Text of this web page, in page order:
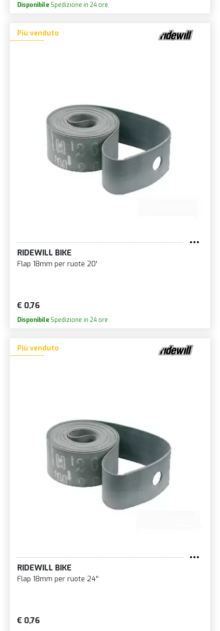
Disponibile Spedizione in 24 ore
Più venduto
RIDEWILL BIKE
Flap 18mm per ruote 20'
€ 0,76
Disponibile Spedizione in 24 ore
Più venduto
RIDEWILL BIKE
Flap 18mm per ruote 24''
€ 0,76